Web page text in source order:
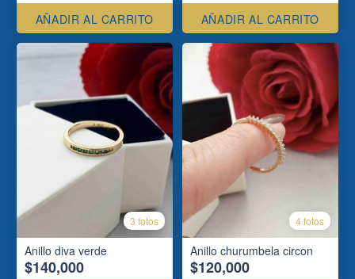
AÑADIR AL CARRITO AÑADIR AL CARRITO
3 fotos
Anillo diva verde
$140,000
4 fotos
Anillo churumbela circon
$120,000